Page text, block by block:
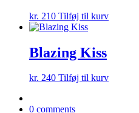
kr. 210 Tilføj til kurv
Blazing Kiss
kr. 240 Tilføj til kurv
0 comments